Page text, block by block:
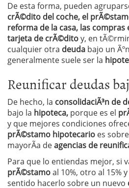
De esta forma, pueden
crÃ©dito del coche, el
reforma de la casa, las compras
tarjeta de crÃ©ditoy, en
cualquier otra deuda bajo un
generalmente suele ser la
Reunificar deudas
De hecho, la consolidaciÃ³n de
bajo la hipoteca, porque es el
y que mejores condiciones
prÃ©stamo hipotecario es
mayorÃ­a deagencias de
Para que lo entiendas mejor, si
prÃ©stamoal 10%, otro al 15%
sentido hacerlo sobre un nuevo